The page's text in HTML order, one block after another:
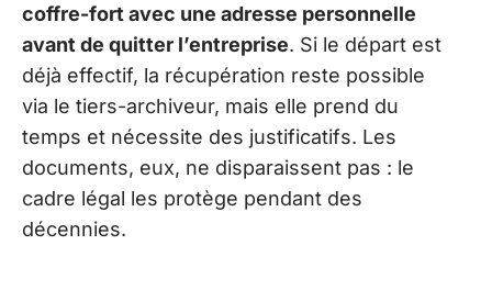
coffre-fort avec une adresse personnelle
avant de quitter l’entreprise. Si le départ est
déjà effectif, la récupération reste possible
via le tiers-archiveur, mais elle prend du
temps et nécessite des justificatifs. Les
documents, eux, ne disparaissent pas : le
cadre légal les protège pendant des
décennies.